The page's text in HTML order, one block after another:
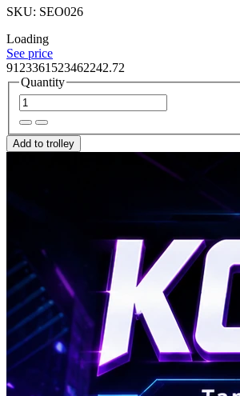
SKU: SEO026
Loading
See price
9123361523462242.72
Quantity
Add to trolley